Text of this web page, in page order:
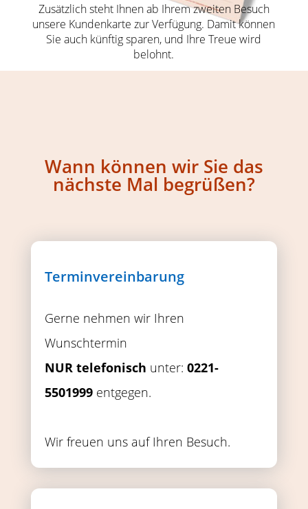
Zusätzlich steht Ihnen ab Ihrem zweiten Besuch
unsere Kundenkarte zur Verfügung. Damit können
Sie auch künftig sparen, und Ihre Treue wird
belohnt.
Wann können wir Sie das
nächste Mal begrüßen?
Terminvereinbarung
Gerne nehmen wir Ihren
Wunschtermin
NUR telefonisch unter: 0221-
5501999entgegen.
Wir freuen uns auf Ihren Besuch.